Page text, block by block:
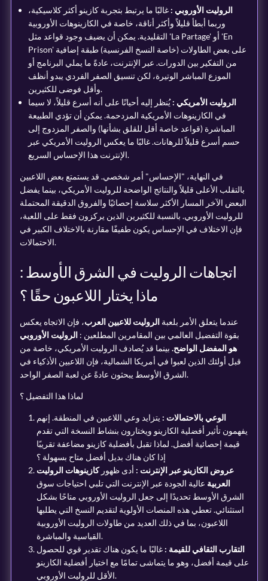
الروليت الأوروبي : غالبًا ما يرتبط بتجربة كازينو أكثر كلاسيكية،
وربما أبطأ قليلاً وأكثر أناقة، خاصة في الكازينوهات الأوروبية
التقليدية. يمكن أن يضيف وجود قواعد مثل 'La Partage' أو 'En
Prison' على بعض الطاولات (خاصة النسخ الفرنسية) طبقة إضافية
من التفكير بين الدورات. عبر الإنترنت، عادةً ما يملي البرنامج أو
الموزع المباشر الوتيرة، لكن تنسيق الصفر الفردي يبدو أنظف
وأقل فوضى للكثيرين.
الروليت الأمريكي :يُنظر إليه أحيانًا على أنه أسرع قليلاً، لا سيما
في الكازينوهات الأمريكية المزدحمة. يمكن أن تؤدي الطبيعة
المباشرة (قواعد خاصة أقل للقلق بشأنها) والصفر المزدوج إلى
حسم أسرع قليلاً للرهانات. غالبًا ما يعكس الروليت الأمريكي عبر
الإنترنت هذا الإحساس السريع.
في النهاية، "الإحساس" أمر شخصي. قد يستمتع بعض اللاعبين
بالتقلب الأعلى قليلاً والنتائج الواضحة للروليت الأمريكي، بينما يفضل
البعض الآخر المسار الأكثر سلاسة إحصائيًا والفروق الدقيقة المحتملة
للروليت الأوروبي. بالنسبة للكثيرين الذين يركزون فقط على اللعبة،
فإن الاختلاف في الإحساس يكون طفيفًا مقارنة بالاختلاف الكبير في
الاحتمالات.
اتجاهات الروليت في الشرق الأوسط :
ماذا يختار اللاعبون حقًا ؟
عندما يتعلق الأمر بلعبةالروليت للاعبين العرب، فإن الاتجاه يعكس
بقوة التفضيل العالمي بين المقامرين المطلعين :الروليت الأوروبي
هو المفضل الواضح. بينما قد يُصادف الروليت الأمريكي، خاصة من
قبل أولئك الذين لعبوا في أمريكا الشمالية، فإن اللاعبين الأذكياء في
الشرق الأوسط يبحثون عادةً عن لعبة الصفر الواحد.
لماذا هذا التفضيل ؟
الوعي بالاحتمالات : يتزايد وعي اللاعبين في المنطقة. إنهم
يفهمون تأثير أفضلية الكازينو ويختارون بنشاط النسخة التي تقدم
قيمة إحصائية أفضل. لماذا تقبل بأفضلية كازينو مضاعفة تقريبًا
إذا كان هناك بديل أفضل متاح بسهولة ؟
عروض الكازينو عبر الإنترنت : أدى ظهوركازينوهات الروليت
العربية عالية الجودة عبر الإنترنت التي تلبي احتياجات سوق
الشرق الأوسط تحديدًا إلى جعل الروليت الأوروبي متاحًا بشكل
استثنائي. تعطي هذه المنصات الأولوية لتقديم النسخ التي يطلبها
اللاعبون، بما في ذلك العديد من طاولات الروليت الأوروبية
القياسية والمباشرة.
التقارب الثقافي للقيمة : غالبًا ما يكون هناك تقدير قوي للحصول
على قيمة أفضل، وهو ما يتماشى تمامًا مع اختيار أفضلية الكازينو
الأقل للروليت الأوروبي.